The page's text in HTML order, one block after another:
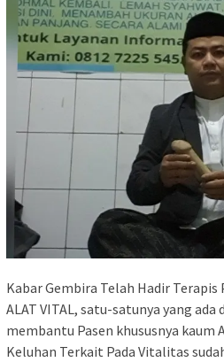
Kabar Gembira Telah Hadir
ALAT VITAL, satu-satunya yang
membantu Pasen khususnya kaum
Keluhan Terkait Pada Vitalitas